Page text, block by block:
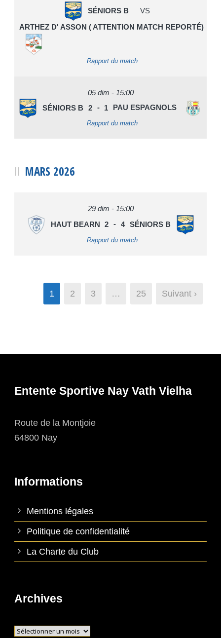
SÉNIORS B
VS
ARTHEZ D' ASSON ( ATTENTION MATCH REPORTÉ)
Rapport du match
05 dim - 15:00
SÉNIORS B
2 - 1 PAU ESPAGNOLS
Rapport du match
MARS 2026
29 dim - 15:00
HAUT BEARN
2 - 4 SÉNIORS B
Rapport du match
1 2 3 … 25 Suivant ›
Entente Sportive Nay Vath Vielha
Route de la Montjoie
64800 Nay
Informations
Mentions légales
Politique de confidentialité
La Charte du Club
Archives
Archives